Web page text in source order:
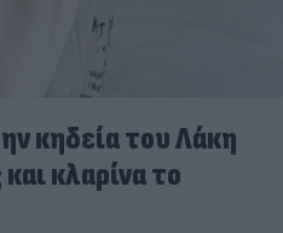
κηδεία του Λάκη
κλαρίνα το